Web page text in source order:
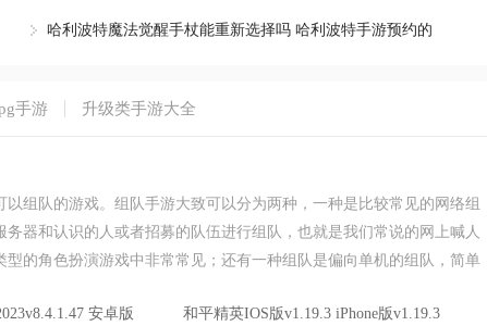
哈利波特魔法觉醒手杖能重新选择吗 哈利波特手游预约的
手游 升级类手游大全
以组队的游戏。组队手游大致可以分为两种，一种是比较常见的网络组
务器和认识的人或者招募的队伍进行组队，也就是我们常说的网上喊人
型的角色扮演游戏中非常常见；还有一种组队是偏向单机的组队，简单
者PVP的时候都会要求多个卡牌角色组入队伍战斗。今天腾飞小编带来的
安卓版
和平精英IOS版v1.19.3 iPhone版v1.19.3